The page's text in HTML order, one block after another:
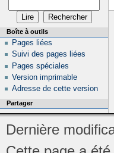
Boîte à outils
Pages liées
Suivi des pages liées
Pages spéciales
Version imprimable
Adresse de cette version
Partager
Dernière